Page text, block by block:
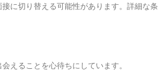
に切り替える可能性があります。詳細な
えることを心待ちにしています。